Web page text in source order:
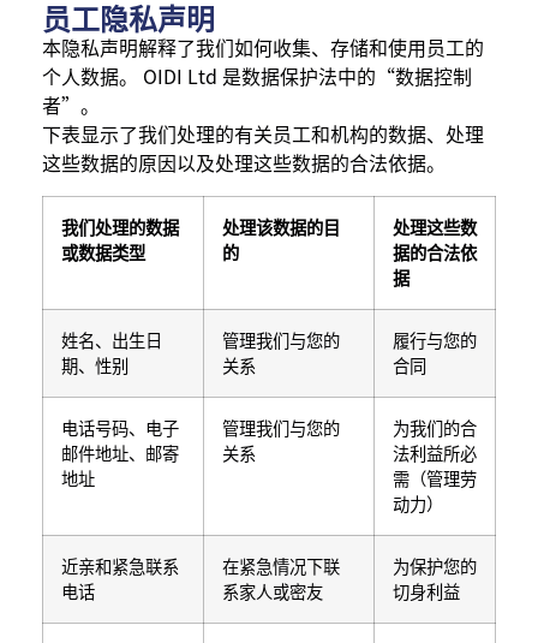
员工隐私声明
本隐私声明解释了我们如何收集、存储和使用员工的
个人数据。 OIDI Ltd 是数据保护法中的“数据控制
者”。
下表显示了我们处理的有关员工和机构的数据、处理
这些数据的原因以及处理这些数据的合法依据。
我们处理的数据
或数据类型
处理该数据的目
的
处理这些数
据的合法依
据
姓名、出生日
期、性别
管理我们与您的
关系
履行与您的
合同
电话号码、电子
邮件地址、邮寄
地址
管理我们与您的
关系
为我们的合
法利益所必
需（管理劳
动力）
近亲和紧急联系
电话
在紧急情况下联
系家人或密友
为保护您的
切身利益